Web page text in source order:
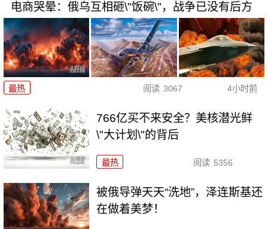
电商哭晕：俄乌互相砸\"饭碗\"，战争已没有后方
最热 阅读 3067 4小时前
766亿买不来安全？美核潜光鲜
\"大计划\"的背后
最热 阅读 5356
被俄导弹天天“洗地”，泽连斯基还
在做着美梦！